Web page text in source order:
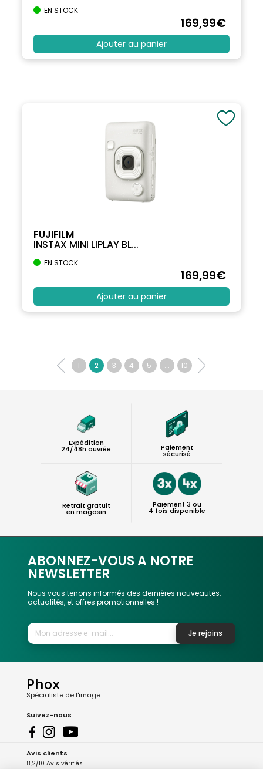
EN STOCK
169,99€
Ajouter au panier
FUJIFILM
INSTAX MINI LIPLAY BL...
EN STOCK
169,99€
Ajouter au panier
1 2 3 4 5 ... 10
Expédition
24/48h ouvrée Paiement
sécurisé
Retrait gratuit
en magasin
Paiement 3 ou
4 fois disponible
ABONNEZ-VOUS A NOTRE
NEWSLETTER
Nous vous tenons informés des dernières nouveautés,
actualités, et offres promotionnelles !
Je rejoins
Phox
Spécialiste de l'image
Suivez-nous
Avis clients
8,2/10 Avis vérifiés